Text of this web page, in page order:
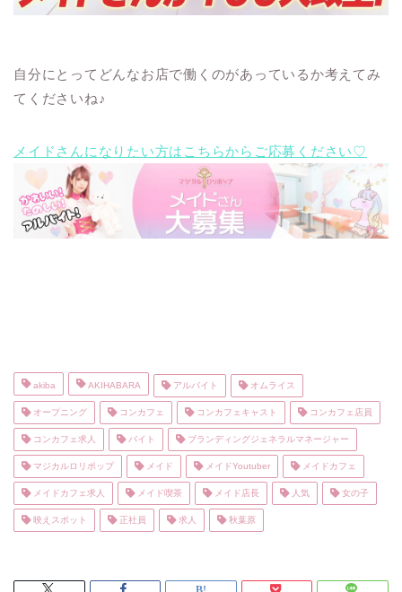
自分にとってどんなお店で働くのがあっているか考えてみ
てくださいね♪
メイドさんになりたい方はこちらからご応募ください♡
akiba AKIHABARA アルバイト オムライス
オープニング コンカフェ コンカフェキャスト コンカフェ店員
コンカフェ求人 バイト ブランディングジェネラルマネージャー
マジカルロリポップ メイド メイドYoutuber メイドカフェ
メイドカフェ求人 メイド喫茶 メイド店長 人気 女の子
映えスポット 正社員 求人 秋葉原